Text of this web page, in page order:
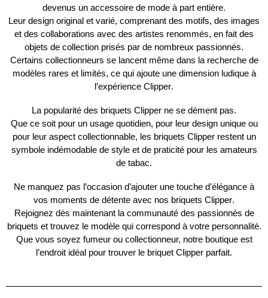
devenus un accessoire de mode à part entière.
Leur design original et varié, comprenant des motifs, des images
et des collaborations avec des artistes renommés, en fait des
objets de collection prisés par de nombreux passionnés.
Certains collectionneurs se lancent même dans la recherche de
modèles rares et limités, ce qui ajoute une dimension ludique à
l’expérience Clipper.
La popularité des briquets Clipper ne se dément pas.
Que ce soit pour un usage quotidien, pour leur design unique ou
pour leur aspect collectionnable, les briquets Clipperrestent un
symbole indémodablede style et de praticité pour les amateurs
de tabac.
Ne manquez pas l’occasion d’ajouter une touche d’élégance à
vos moments de détente avec nos briquets Clipper.
Rejoignez dès maintenant la communauté des passionnés de
briquets et trouvez le modèle qui correspond à votre personnalité.
Que vous soyez fumeur ou collectionneur, notre boutique est
l’endroit idéal pour trouver le briquet Clipper parfait.